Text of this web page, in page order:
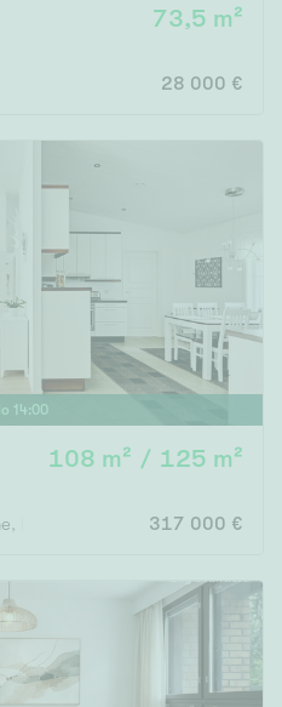
73,5 m²
28 000 €
14:00
108 m² / 125 m²
kodinhoitohuone, wc,317 000 €